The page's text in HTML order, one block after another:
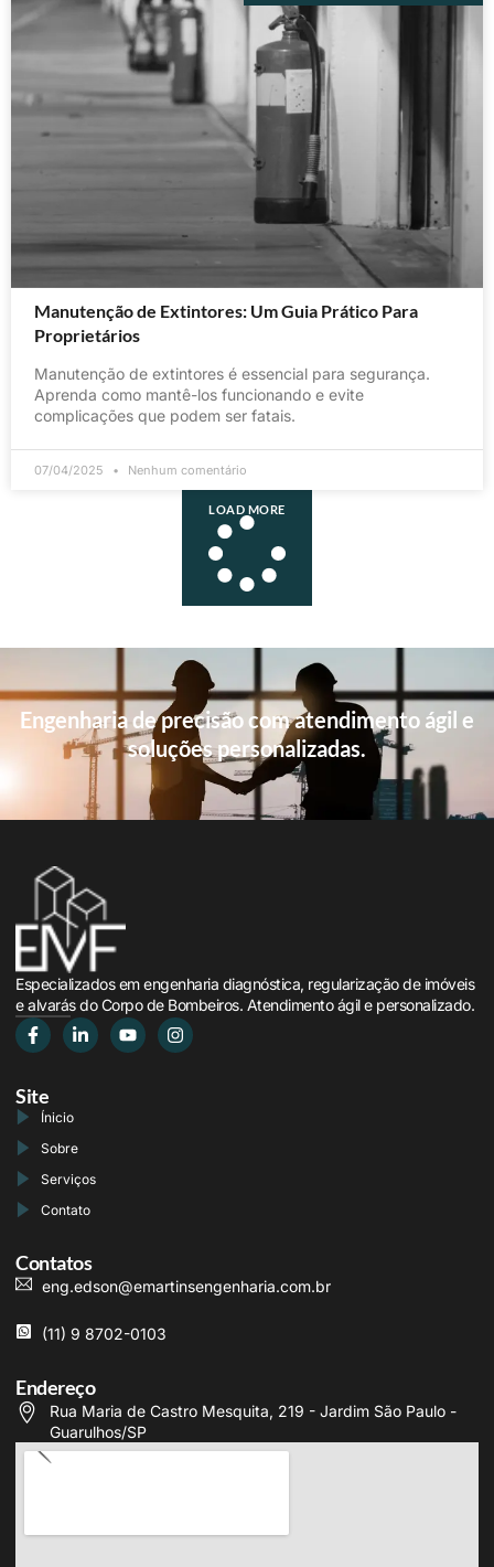
Manutenção de Extintores: Um Guia Prático Para
Proprietários
Manutenção de extintores é essencial para segurança.
Aprenda como mantê-los funcionando e evite
complicações que podem ser fatais.
07/04/2025 Nenhum comentário
LOAD MORE
Engenharia de precisão com atendimento ágil e
soluções personalizadas.
Especializados em engenharia diagnóstica, regularização de imóveis
e alvarás do Corpo de Bombeiros. Atendimento ágil e personalizado.
Site
Ínicio
Sobre
Serviços
Contato
Contatos
eng.edson@emartinsengenharia.com.br
(11) 9 8702-0103
Endereço
Rua Maria de Castro Mesquita, 219 - Jardim São Paulo -
Guarulhos/SP